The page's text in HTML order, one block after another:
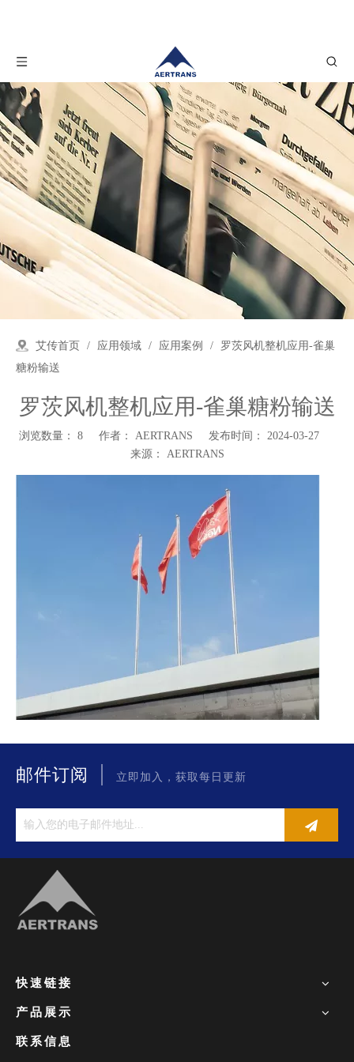
艾传首页 / 应用领域 / 应用案例 /
罗茨风机整机应用-雀巢
糖粉输送
罗茨风机整机应用-雀巢糖粉输送
浏览数量： 8 作者： AERTRANS 发布时间： 2024-03-27
来源： AERTRANS
["wechat","weibo","qzone","douban","email"]
邮件订阅 | 立即加入，获取每日更新
快速链接
产品展示
联系信息